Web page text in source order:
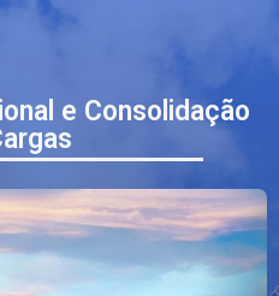
e Consolidação